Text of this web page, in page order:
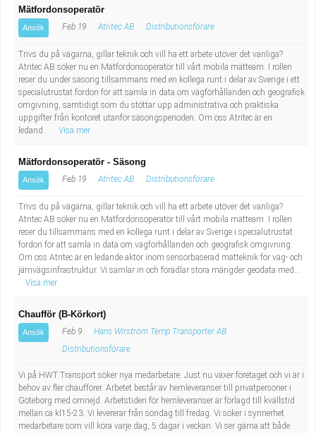
Mätfordonsoperatör
Ansök Feb 19 Atritec AB Distributionsförare
Trivs du på vägarna, gillar teknik och vill ha ett arbete utöver det vanliga?
Atritec AB söker nu en Mätfordonsoperatör till vårt mobila mätteam. I rollen
reser du under säsong tillsammans med en kollega runt i delar av Sverige i ett
specialutrustat fordon för att samla in data om vägförhållanden och geografisk
omgivning, samtidigt som du stöttar upp administrativa och praktiska
uppgifter från kontoret utanför säsongsperioden. Om oss Atritec är en
ledand...
Visa mer
Mätfordonsoperatör - Säsong
Ansök Feb 19 Atritec AB Distributionsförare
Trivs du på vägarna, gillar teknik och vill ha ett arbete utöver det vanliga?
Atritec AB söker nu en Mätfordonsoperatör till vårt mobila mätteam. I rollen
reser du tillsammans med en kollega runt i delar av Sverige i specialutrustat
fordon för att samla in data om vägförhållanden och geografisk omgivning.
Om oss Atritec är en ledande aktör inom sensorbaserad mätteknik för väg- och
järnvägsinfrastruktur. Vi samlar in och förädlar stora mängder geodata med...
Visa mer
Chaufför (B-Körkort)
Ansök Feb 9
Hans Wirström Temp Transporter AB
Distributionsförare
Vi på HWT Transport söker nya medarbetare. Just nu växer företaget och vi är i
behov av fler chaufförer. Arbetet består av hemleveranser till privatpersoner i
Göteborg med omnejd. Arbetstiden för hemleveranser är förlagd till kvällstid
mellan ca kl15-23. Vi levererar från söndag till fredag. Vi söker i synnerhet
medarbetare som vill köra varje dag, 5 dagar i veckan. Vi ser gärna att både